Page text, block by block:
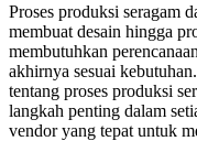
Proses produksi seragam
membuat desain hingga
membutuhkan
akhirnya sesuai
tentang proses produksi
langkah penting dalam
vendor yang tepat untuk